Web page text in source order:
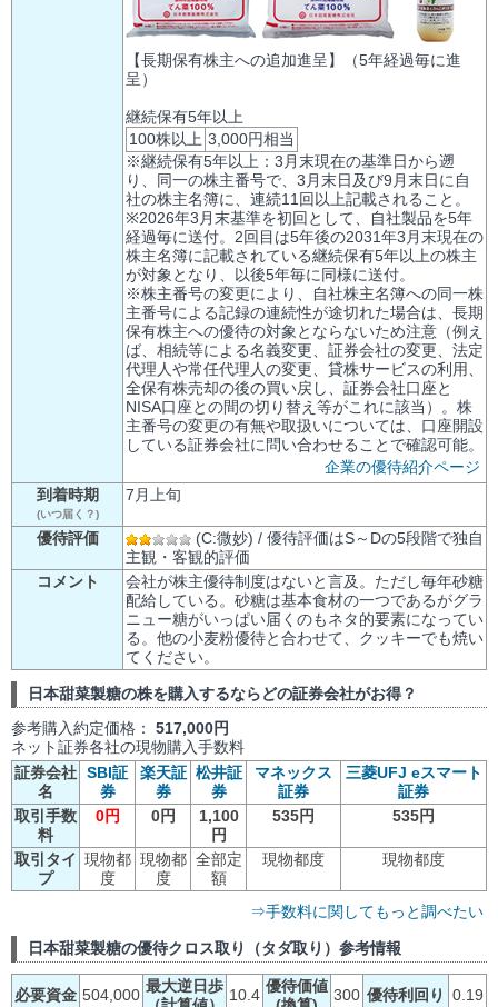
【長期保有株主への追加進呈】（5年経過毎に進
呈）
継続保有5年以上
100株以上 3,000円相当
※継続保有5年以上：3月末現在の基準日から遡
り、同一の株主番号で、3月末日及び9月末日に自
社の株主名簿に、連続11回以上記載されること。
※2026年3月末基準を初回として、自社製品を5年
経過毎に送付。2回目は5年後の2031年3月末現在の
株主名簿に記載されている継続保有5年以上の株主
が対象となり、以後5年毎に同様に送付。
※株主番号の変更により、自社株主名簿への同一株
主番号による記録の連続性が途切れた場合は、長期
保有株主への優待の対象とならないため注意（例え
ば、相続等による名義変更、証券会社の変更、法定
代理人や常任代理人の変更、貸株サービスの利用、
全保有株売却の後の買い戻し、証券会社口座と
NISA口座との間の切り替え等がこれに該当）。株
主番号の変更の有無や取扱いについては、口座開設
している証券会社に問い合わせることで確認可能。
企業の優待紹介ページ
到着時期
(いつ届く？)
7月上旬
優待評価
(C:微妙) / 優待評価はS～Dの5段階で独自
主観・客観的評価
コメント
会社が株主優待制度はないと言及。ただし毎年砂糖
配給している。砂糖は基本食材の一つであるがグラ
ニュー糖がいっぱい届くのもネタ的要素になってい
る。他の小麦粉優待と合わせて、クッキーでも焼い
てください。
日本甜菜製糖の株を購入するならどの証券会社がお得？
参考購入約定価格： 517,000円
ネット証券各社の現物購入手数料
証券会社
名
SBI証
券
楽天証
券
松井証
券
マネックス
証券
三菱UFJ eスマート
証券
取引手数
料
0円 0円
1,100
円
535円 535円
取引タイ
プ
現物都
度
現物都
度
全部定
額
現物都度 現物都度
⇒手数料に関してもっと調べたい
日本甜菜製糖の優待クロス取り（タダ取り）参考情報
必要資金 504,000 最大逆日歩 10.4 優待価値 300 優待利回り 0.19